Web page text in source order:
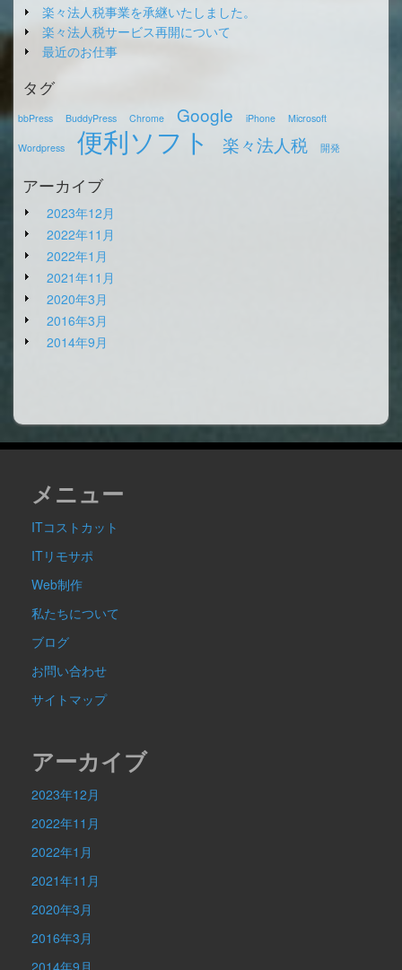
楽々法人税事業を承継いたしました。
楽々法人税サービス再開について
最近のお仕事
タグ
bbPress BuddyPress Chrome Google iPhone Microsoft
Wordpress 便利ソフト 楽々法人税 開発
アーカイブ
2023年12月
2022年11月
2022年1月
2021年11月
2020年3月
2016年3月
2014年9月
メニュー
ITコストカット
ITリモサポ
Web制作
私たちについて
ブログ
お問い合わせ
サイトマップ
アーカイブ
2023年12月
2022年11月
2022年1月
2021年11月
2020年3月
2016年3月